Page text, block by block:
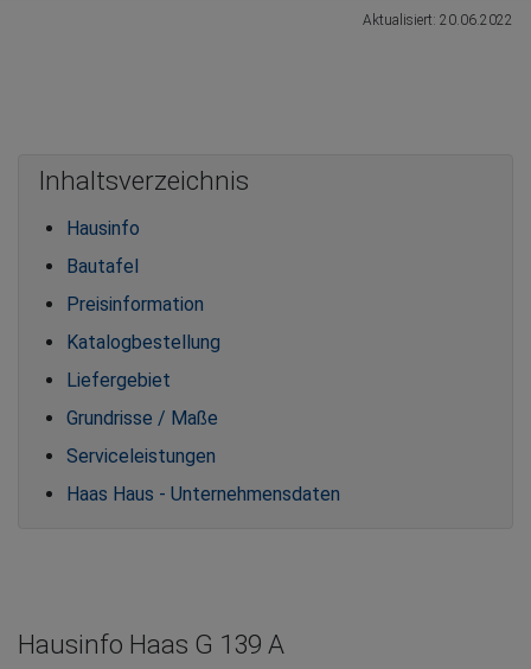
Aktualisiert: 20.06.2022
Inhaltsverzeichnis
Hausinfo
Bautafel
Preisinformation
Katalogbestellung
Liefergebiet
Grundrisse / Maße
Serviceleistungen
Haas Haus - Unternehmensdaten
Hausinfo Haas G 139 A